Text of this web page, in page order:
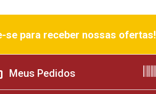
se para receber nossas ofertas!
Meus Pedidos